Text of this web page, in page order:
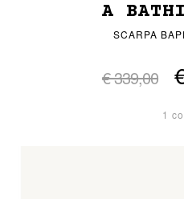
A
SCARPA
€ 339,00
1